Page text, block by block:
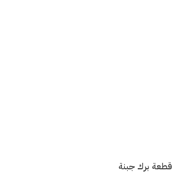
قطعة برك جبنة